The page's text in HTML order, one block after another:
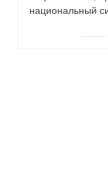
национальный